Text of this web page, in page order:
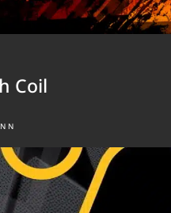
Coil
N